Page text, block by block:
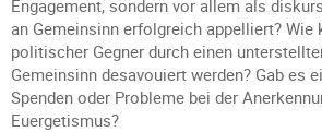
Engagement, sondern vor allem als
an Gemeinsinn erfolgreich appelliert? Wie
politischer Gegner durch einen
Gemeinsinn desavouiert werden? Gab es
Spenden oder Probleme bei der
Euergetismus?